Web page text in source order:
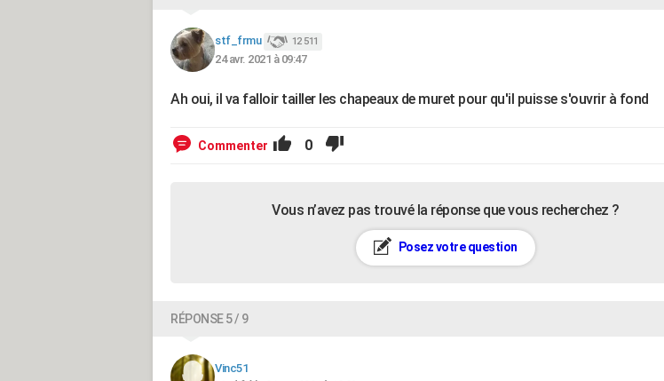
stf_frmu 12 511
24 avr. 2021 à 09:47
Ah oui, il va falloir tailler les chapeaux de muret pour qu'il puisse s'ouvrir à fond
Commenter 0
Vous n’avez pas trouvé la réponse que vous recherchez ?
Posez votre question
RÉPONSE 5 / 9
Vinc51